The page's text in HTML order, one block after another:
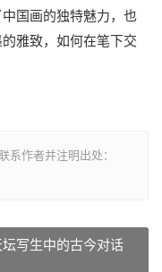
国画的独特魅力，也
雅致，如何在笔下交
系作者并注明出处：
写生中的古今对话